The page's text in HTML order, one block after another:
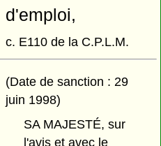
d'emploi,
c. E110 de la C.P.L.M.
(Date de sanction : 29
juin 1998)
SA MAJESTÉ, sur
l'avis et avec le